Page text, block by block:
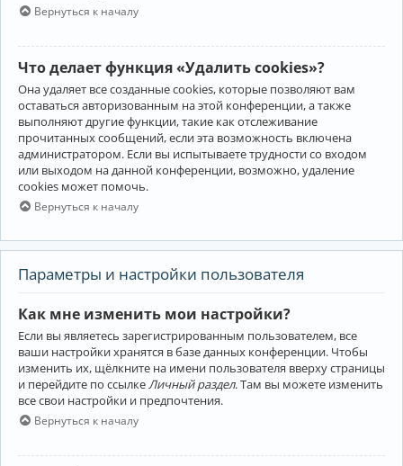
Вернуться к началу
Что делает функция «Удалить cookies»?
Она удаляет все созданные cookies, которые позволяют вам
оставаться авторизованным на этой конференции, а также
выполняют другие функции, такие как отслеживание
прочитанных сообщений, если эта возможность включена
администратором. Если вы испытываете трудности со входом
или выходом на данной конференции, возможно, удаление
cookies может помочь.
Вернуться к началу
Параметры и настройки пользователя
Как мне изменить мои настройки?
Если вы являетесь зарегистрированным пользователем, все
ваши настройки хранятся в базе данных конференции. Чтобы
изменить их, щёлкните на имени пользователя вверху страницы
и перейдите по ссылке Личный раздел. Там вы можете изменить
все свои настройки и предпочтения.
Вернуться к началу